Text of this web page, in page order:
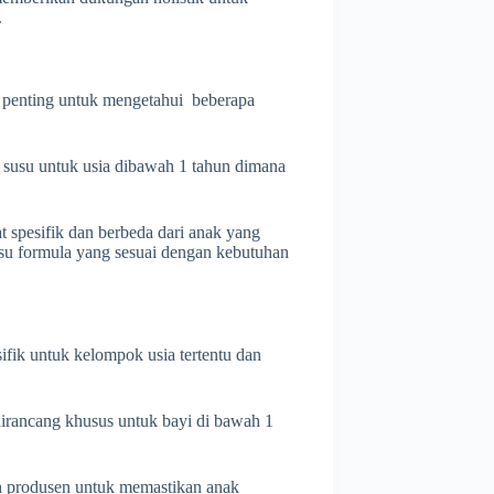
untuk mengetahui beberapa
untuk usia dibawah 1 tahun dimana
spesifik dan berbeda dari anak yang
formula yang sesuai dengan kebutuhan
untuk kelompok usia tertentu dan
khusus untuk bayi di bawah 1
untuk memastikan anak